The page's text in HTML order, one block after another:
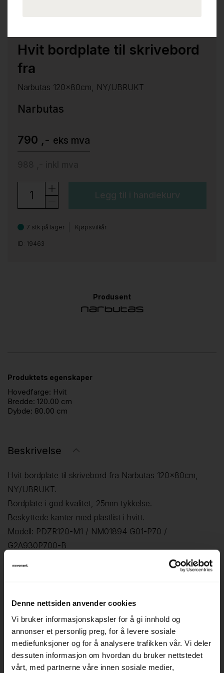
Denne nettsiden anvender cookies
Vi bruker informasjonskapsler for å gi innhold og
annonser et personlig preg, for å levere sosiale
mediefunksjoner og for å analysere trafikken vår. Vi deler
dessuten informasjon om hvordan du bruker nettstedet
vårt, med partnerne våre innen sosiale medier,
Hvit bordplate til skrivebord
fra
Narbutas 120x80cm, NY/UBRUKT
Narbutas
790 ,- eks mva
Legg til i handlekurv
7 stk på lager Kjøpsvilkår
ID: 19463
Produsent
Produktets egenskaper
Hovedfarge: Hvit
Bredde: 120.00 cm
Dybde: 80.00 cm
Beskrivelse
Hvit bordplate til skrivebord fra Narbutas 120x80cm,
NY/UBRUKT.
Bordplate i god kvalitet, 25mm tykkelse.
Beskyttede kanter med plastlist i hvitt.
Modell: PDZR120-M1 / NM01894 G01-P70 /
G2A930P700-B
Tilleggsinfo